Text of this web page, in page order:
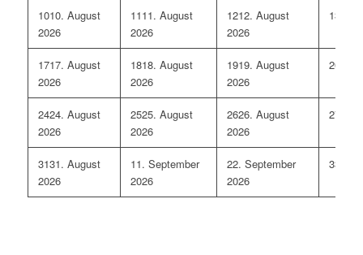
1010. August
2026
1111. August
2026
1212. August
2026
13
1717. August
2026
1818. August
2026
1919. August
2026
20
2424. August
2026
2525. August
2026
2626. August
2026
27
3131. August
2026
11. September
2026
22. September
2026
33.